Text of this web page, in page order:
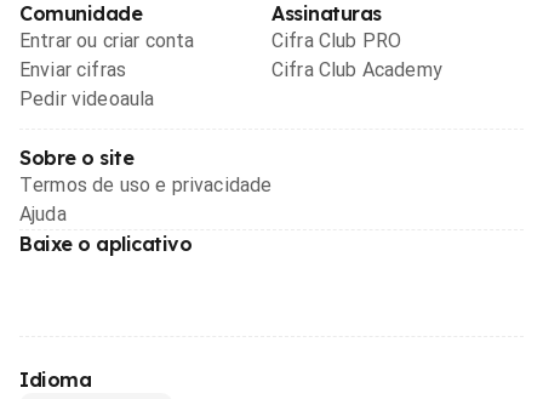
Comunidade
Entrar ou criar conta
Enviar cifras
Pedir videoaula
Assinaturas
Cifra Club PRO
Cifra Club Academy
Sobre o site
Termos de uso e privacidade
Ajuda
Baixe o aplicativo
Idioma